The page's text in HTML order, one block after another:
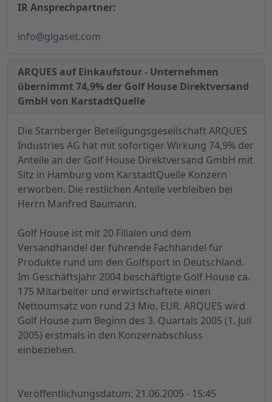
IR Ansprechpartner:
info@gigaset.com
ARQUES auf Einkaufstour - Unternehmen
übernimmt 74,9% der Golf House Direktversand
GmbH von KarstadtQuelle
Die Starnberger Beteiligungsgesellschaft ARQUES
Industries AG hat mit sofortiger Wirkung 74,9% der
Anteile an der Golf House Direktversand GmbH mit
Sitz in Hamburg vom KarstadtQuelle Konzern
erworben. Die restlichen Anteile verbleiben bei
Herrn Manfred Baumann.
Golf House ist mit 20 Filialen und dem
Versandhandel der führende Fachhandel für
Produkte rund um den Golfsport in Deutschland.
Im Geschäftsjahr 2004 beschäftigte Golf House ca.
175 Mitarbeiter und erwirtschaftete einen
Nettoumsatz von rund 23 Mio. EUR. ARQUES wird
Golf House zum Beginn des 3. Quartals 2005 (1. Juli
2005) erstmals in den Konzernabschluss
einbeziehen.
Veröffentlichungsdatum: 21.06.2005 - 15:45